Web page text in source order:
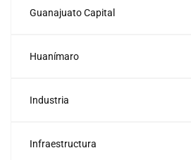
Guanajuato Capital
Huanímaro
Industria
Infraestructura